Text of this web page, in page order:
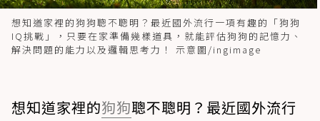
想知道家裡的狗狗聰不聰明？最近國外流行一項有趣的「狗狗
IQ挑戰」，只要在家準備幾樣道具，就能評估狗狗的記憶力、
解決問題的能力以及邏輯思考力！ 示意圖/ingimage
想知道家裡的狗狗聰不聰明？最近國外流行